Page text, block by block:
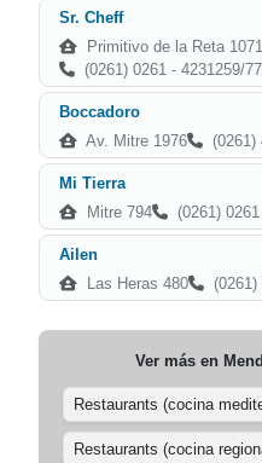
Sr. Cheff
Primitivo de la Reta 1071
(0261) 0261 - 4231259/
Boccadoro
Av. Mitre 1976
(0261)
Mi Tierra
Mitre 794
(0261)
Ailen
Las Heras 480
(0261)
Ver más en
Restaurants (cocina
Restaurants (cocina